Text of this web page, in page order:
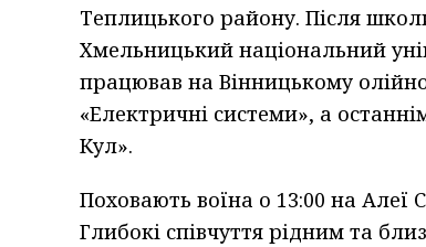
Теплицького району. Після
Хмельницький національний
працював на Вінницькому
«Електричні системи», а
Кул».
Поховають воїна о 13:00 на Алеї
Глибокі співчуття рідним та